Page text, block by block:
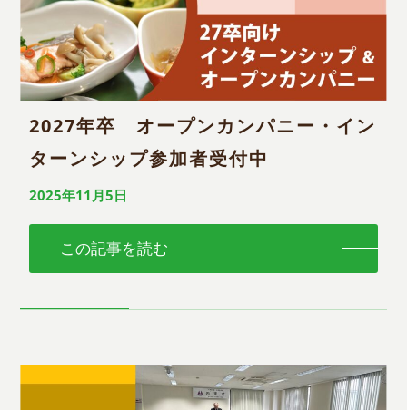
2027年卒 オープンカンパニー・イン
ターンシップ参加者受付中
2025年11月5日
この記事を読む